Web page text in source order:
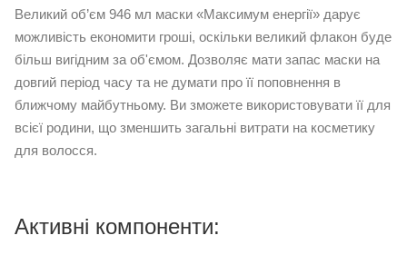
Великий об’єм 946 мл маски «Максимум енергії» дарує
можливість економити гроші, оскільки великий флакон буде
більш вигідним за об'ємом. Дозволяє мати запас маски на
довгий період часу та не думати про її поповнення в
ближчому майбутньому. Ви зможете використовувати її для
всієї родини, що зменшить загальні витрати на косметику
для волосся.
Активні компоненти: